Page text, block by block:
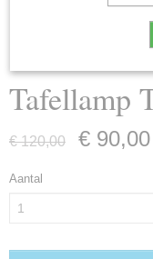
Tafellamp
€ 120,00 € 90,00
Aantal